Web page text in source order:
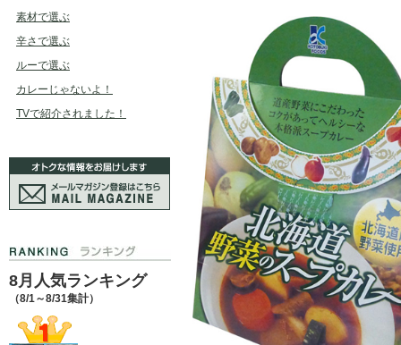
素材で選ぶ
辛さで選ぶ
ルーで選ぶ
カレーじゃないよ！
TVで紹介されました！
8月人気ランキング
（8/1～8/31集計）